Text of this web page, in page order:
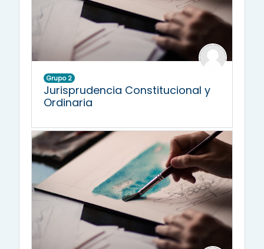
Grupo 2
Jurisprudencia Constitucional y
Ordinaria